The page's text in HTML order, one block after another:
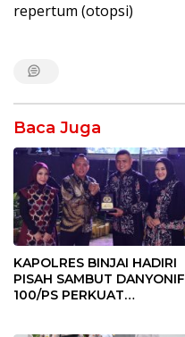
repertum (otopsi)
Baca Juga
KAPOLRES BINJAI HADIRI
PISAH SAMBUT DANYONIF
100/PS PERKUAT